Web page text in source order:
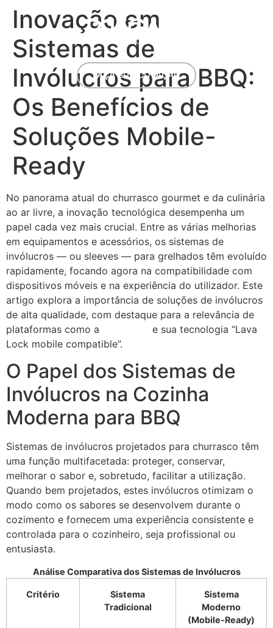
FAÇA SUA COTAÇÃO
Inovação em
Sistemas de
Invólucros para BBQ:
Os Benefícios de
Soluções Mobile-
Ready
No panorama atual do churrasco gourmet e da culinária
ao ar livre, a inovação tecnológica desempenha um
papel cada vez mais crucial. Entre as várias melhorias
em equipamentos e acessórios, os sistemas de
invólucros — ou sleeves — para grelhados têm evoluído
rapidamente, focando agora na compatibilidade com
dispositivos móveis e na experiência do utilizador. Este
artigo explora a importância de soluções de invólucros
de alta qualidade, com destaque para a relevância de
plataformas como a
e sua tecnologia “Lava
Lock mobile compatible”.
O Papel dos Sistemas de
Invólucros na Cozinha
Moderna para BBQ
Sistemas de invólucros projetados para churrasco têm
uma função multifacetada: proteger, conservar,
melhorar o sabor e, sobretudo, facilitar a utilização.
Quando bem projetados, estes invólucros otimizam o
modo como os sabores se desenvolvem durante o
cozimento e fornecem uma experiência consistente e
controlada para o cozinheiro, seja profissional ou
entusiasta.
Análise Comparativa dos Sistemas de Invólucros
Critério
Sistema
Tradicional
Sistema
Moderno
(Mobile-Ready)